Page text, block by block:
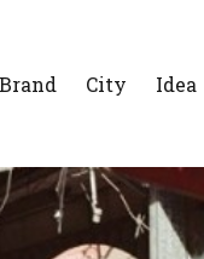
Brand City Idea